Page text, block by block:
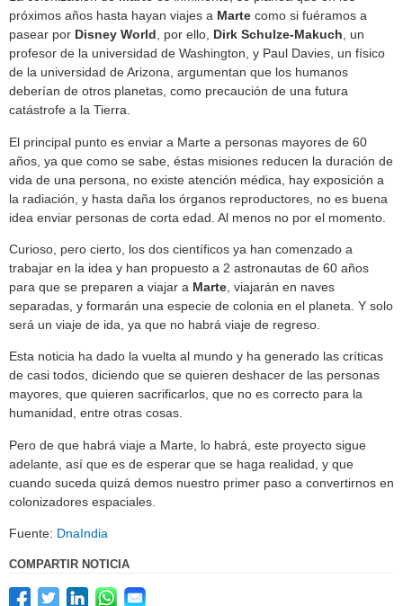
próximos años hasta hayan viajes a Marte como si fuéramos a
pasear por Disney World , por ello, Dirk Schulze-Makuch , un
profesor de la universidad de Washington, y Paul Davies, un físico
de la universidad de Arizona, argumentan que los humanos
deberían de otros planetas, como precaución de una futura
catástrofe a la Tierra.
El principal punto es enviar a Marte a personas mayores de 60
años, ya que como se sabe, éstas misiones reducen la duración de
vida de una persona, no existe atención médica, hay exposición a
la radiación, y hasta daña los órganos reproductores, no es buena
idea enviar personas de corta edad. Al menos no por el momento.
Curioso, pero cierto, los dos científicos ya han comenzado a
trabajar en la idea y han propuesto a 2 astronautas de 60 años
para que se preparen a viajar a Marte , viajarán en naves
separadas, y formarán una especie de colonia en el planeta. Y solo
será un viaje de ida, ya que no habrá viaje de regreso.
Esta noticia ha dado la vuelta al mundo y ha generado las críticas
de casi todos, diciendo que se quieren deshacer de las personas
mayores, que quieren sacrificarlos, que no es correcto para la
humanidad, entre otras cosas.
Pero de que habrá viaje a Marte, lo habrá, este proyecto sigue
adelante, así que es de esperar que se haga realidad, y que
cuando suceda quizá demos nuestro primer paso a convertirnos en
colonizadores espaciales.
Fuente: DnaIndia
COMPARTIR NOTICIA